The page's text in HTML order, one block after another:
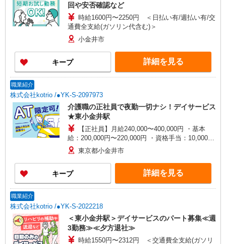
回や安否確認など
時給1600円〜2250円 ＜日払い有/週払い有/交
通費全支給(ガソリン代含む)＞
小金井市
キープ 詳細を見る
職業紹介
株式会社kotrio /●YK-S-2097973
介護職の正社員で夜勤一切ナシ！デイサービス
★東小金井駅
【正社員】月給240,000〜400,000円 ・基本
給：200,000円〜220,000円 ・資格手当：10,000〜
30,000円 ・役職手当：10,000〜70,000円 ・処遇改
善手当：20,000〜60,000円（勤続年数、保有資格
により変動） ・固定残業手当：20,000円（10時
間） ※固定残業時間を超過する場合には超過勤務
手当として別途支給 ・夜勤手当：10,000円/1回
歓迎 ・認知症介護基礎研修 ・初任者研修 ・実務
者研修 ・介護福祉士 など
東京都小金井市
キープ 詳細を見る
職業紹介
株式会社kotrio /●YK-S-2022218
＜東小金井駅＞デイサービスのパート募集≪週
3勤務≫≪夕方退社≫
時給1550円〜2312円 ＜交通費全支給(ガソリ